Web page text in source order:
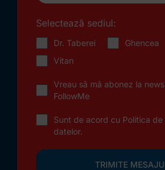
Selectează sediul:
Dr. Taberei Ghencea
Vitan
Vreau să mă abonez la
FollowMe
Sunt de acord cu Politica
datelor.
TRIMITE